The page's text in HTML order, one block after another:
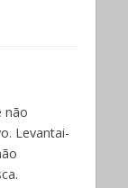
não
Levantai-